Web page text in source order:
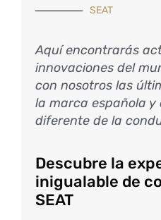
SEAT
Aquí encontrarás
innovaciones del
con nosotros las
la marca española y
diferente de la
Descubre la
inigualable de
SEAT